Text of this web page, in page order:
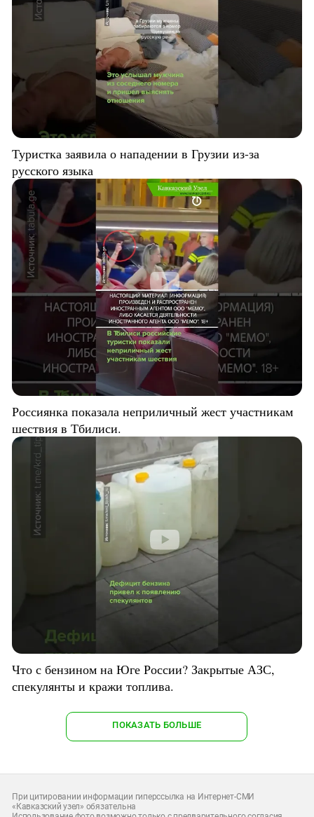
Туристка заявила о нападении в Грузии из-за
русского языка
Россиянка показала неприличный жест участникам
шествия в Тбилиси.
Что с бензином на Юге России? Закрытые АЗС,
спекулянты и кражи топлива.
ПОКАЗАТЬ БОЛЬШЕ
При цитировании информации гиперссылка на Интернет-СМИ
«Кавказский узел» обязательна